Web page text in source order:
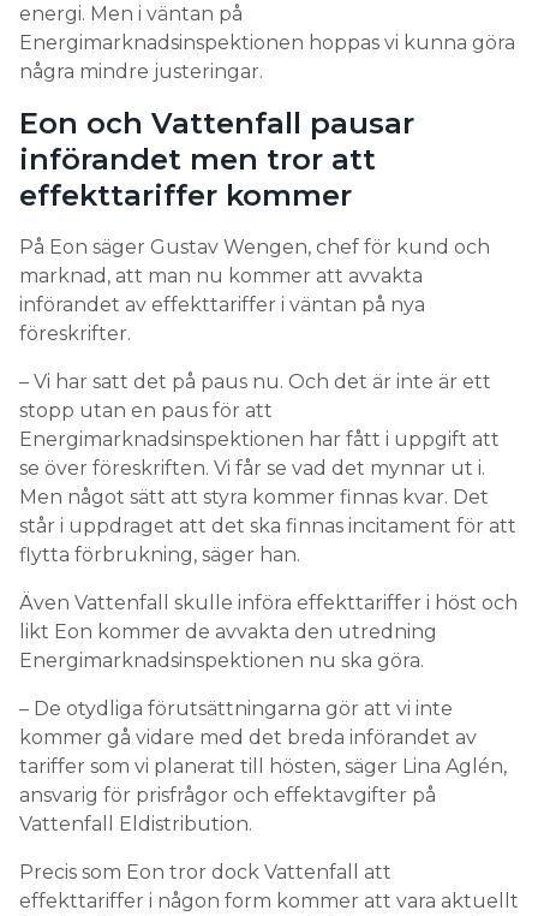
energi. Men i väntan på
Energimarknadsinspektionen hoppas vi kunna göra
några mindre justeringar.
Eon och Vattenfall pausar
införandet men tror att
effekttariffer kommer
På Eon säger Gustav Wengen, chef för kund och
marknad, att man nu kommer att avvakta
införandet av effekttariffer i väntan på nya
föreskrifter.
– Vi har satt det på paus nu. Och det är inte är ett
stopp utan en paus för att
Energimarknadsinspektionen har fått i uppgift att
se över föreskriften. Vi får se vad det mynnar ut i.
Men något sätt att styra kommer finnas kvar. Det
står i uppdraget att det ska finnas incitament för att
flytta förbrukning, säger han.
Även Vattenfall skulle införa effekttariffer i höst och
likt Eon kommer de avvakta den utredning
Energimarknadsinspektionen nu ska göra.
– De otydliga förutsättningarna gör att vi inte
kommer gå vidare med det breda införandet av
tariffer som vi planerat till hösten, säger Lina Aglén,
ansvarig för prisfrågor och effektavgifter på
Vattenfall Eldistribution.
Precis som Eon tror dock Vattenfall att
effekttariffer i någon form kommer att vara aktuellt